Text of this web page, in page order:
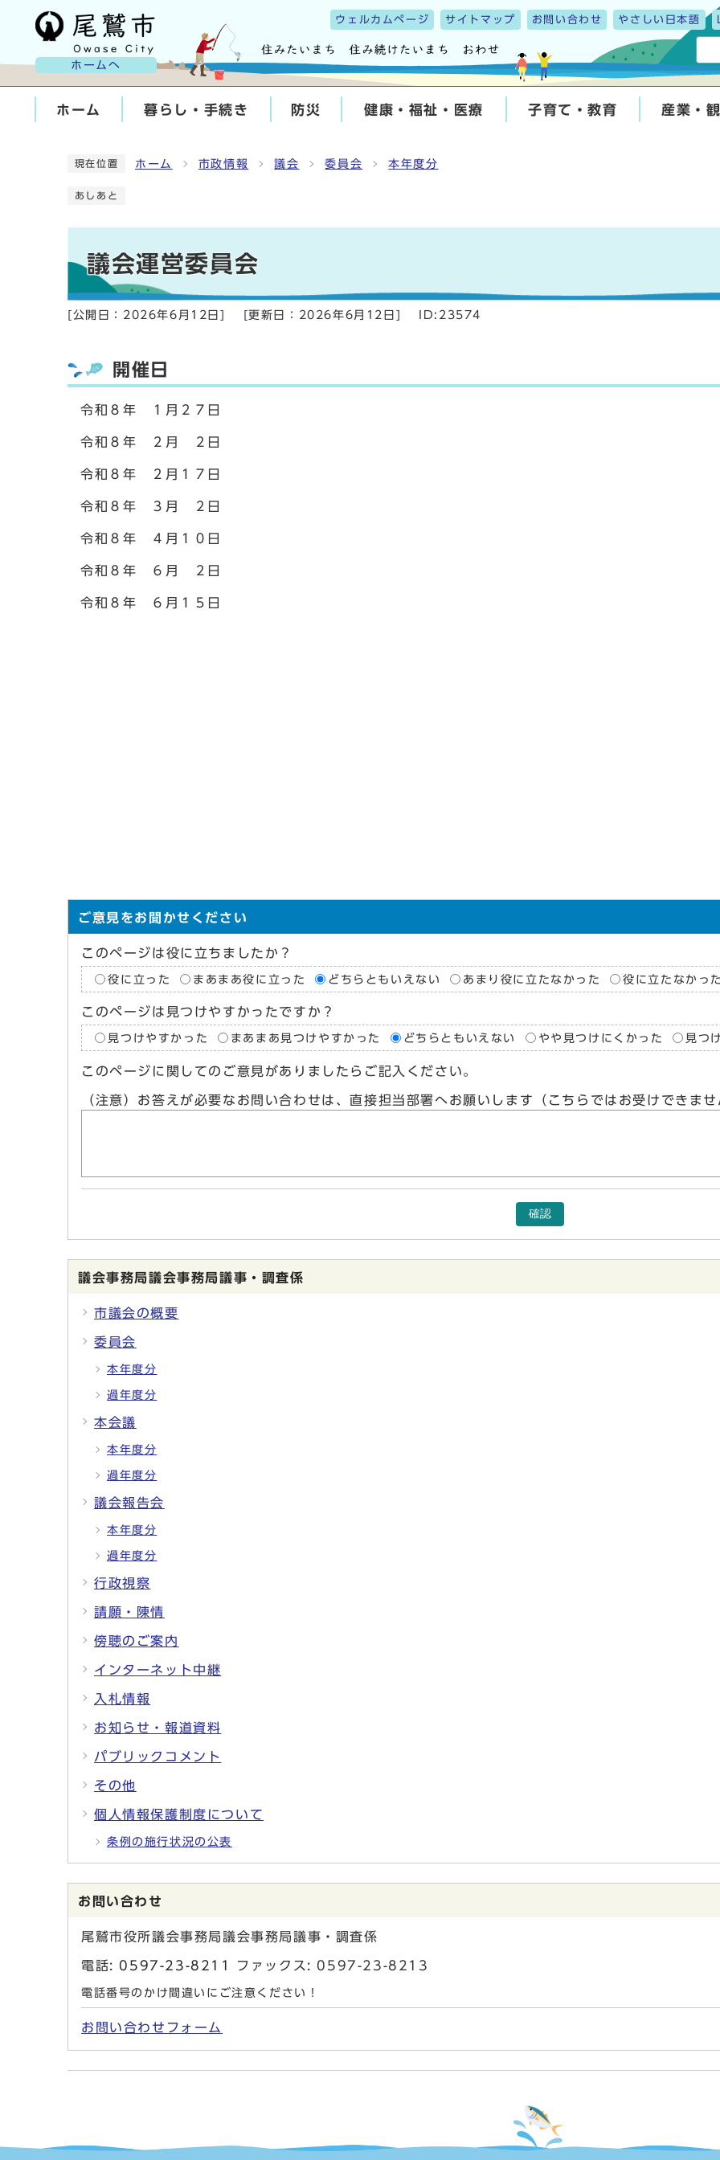
ホームへ
ウェルカムページ サイトマップ お問い合わせ やさしい日本語
ホーム 暮らし・手続き 防災 健康・福祉・医療 子育て・教育 産業・
現在位置 ホーム 市政情報 議会 委員会 本年度分
あしあと
議会運営委員会
[公開日： 2026年6月12日 [更新日： 2026年6月12日 ID:23574
開催日
令和８年 １月２７日
令和８年 ２月 ２日
令和８年 ２月１７日
令和８年 ３月 ２日
令和８年 ４月１０日
令和８年 ６月 ２日
令和８年 ６月１５日
ご意見をお聞かせください
このページは役に立ちましたか？
役に立った まあまあ役に立った どちらともいえない あまり役に立たなかった 役に立たなかっ
このページは見つけやすかったですか？
見つけやすかった まあまあ見つけやすかった どちらともいえない やや見つけにくかった 見つ
このページに関してのご意見がありましたらご記入ください。
（注意）お答えが必要なお問い合わせは、直接担当部署へお願いします（こちらではお受けできま
確認
議会事務局議会事務局議事・調査係
市議会の概要
委員会
本年度分
過年度分
本会議
本年度分
過年度分
議会報告会
本年度分
過年度分
行政視察
請願・陳情
傍聴のご案内
インターネット中継
入札情報
お知らせ・報道資料
パブリックコメント
その他
個人情報保護制度について
条例の施行状況の公表
お問い合わせ
尾鷲市役所議会事務局議会事務局議事・調査係
電話: 0597-23-8211 ファックス: 0597-23-8213
電話番号のかけ間違いにご注意ください！
お問い合わせフォーム